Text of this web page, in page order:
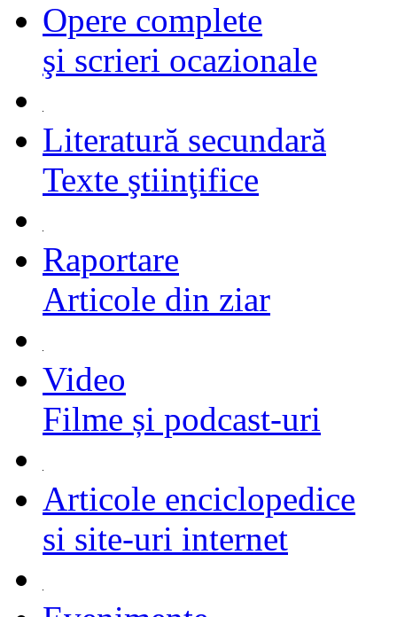
Opere complete
şi scrieri ocazionale
Literatură secundară
Texte ştiinţifice
Raportare
Articole din ziar
Video
Filme și podcast-uri
Articole enciclopedice
si site-uri internet